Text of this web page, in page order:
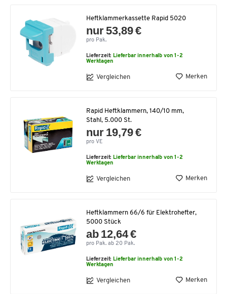
Heftklammerkassette Rapid 5020
nur 53,89 €
pro Pak.
Lieferzeit:Lieferbar innerhalb von 1-2
Werktagen
Vergleichen Merken
Rapid Heftklammern, 140/10 mm,
Stahl, 5.000 St.
nur 19,79 €
pro VE
Lieferzeit:Lieferbar innerhalb von 1-2
Werktagen
Vergleichen Merken
Heftklammern 66/6 für Elektrohefter,
5000 Stück
ab 12,64 €
pro Pak. ab 20 Pak.
Lieferzeit:Lieferbar innerhalb von 1-2
Werktagen
Vergleichen Merken